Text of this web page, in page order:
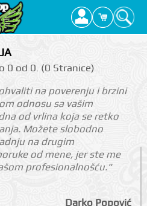
0 оd 0. (0 Strаnicе)
na poverenju i brzini
odnosu sa vašim
od vrlina koja se retko
Možete slobodno
na drugim
od mene, jer ste me
profesionalnošću."
Darko Popović